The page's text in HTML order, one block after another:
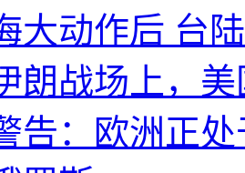
大动作后 台
朗战场上，
告：欧洲正